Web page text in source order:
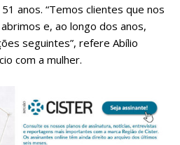
anos. “Temos clientes que nos
e, ao longo dos anos,
seguintes”, refere Abílio
com a mulher.